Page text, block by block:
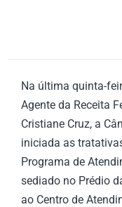
Na última quinta-
Agente da Receita
Cristiane Cruz, a
iniciada as
Programa de
sediado no Prédio
ao Centro de